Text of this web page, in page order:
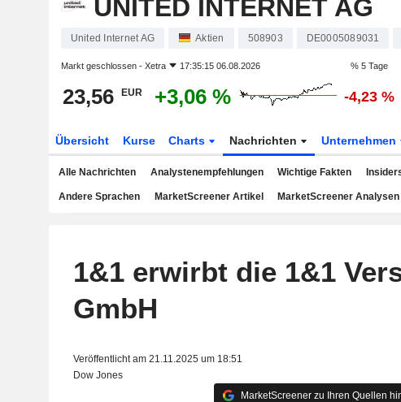
UNITED INTERNET AG
United Internet AG Aktien 508903 DE0005089031
Markt geschlossen - Xetra 17:35:15 06.08.2026 % 5 Tage
23,56 EUR +3,06 % -4,23 %
Übersicht Kurse Charts Nachrichten Unternehmen
Alle Nachrichten Analystenempfehlungen Wichtige Fakten
Andere Sprachen MarketScreener Artikel MarketScreener Analysen
1&1 erwirbt die 1&1
GmbH
Veröffentlicht am 21.11.2025 um 18:51
Dow Jones
MarketScreener zu Ihren Quellen